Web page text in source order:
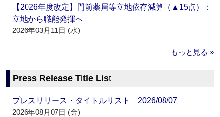
【2026年度改定】門前薬局等立地依存減算（▲15点）：
立地から職能発揮へ
2026年03月11日 (水)
もっと見る »
Press Release Title List
プレスリリース・タイトルリスト 2026/08/07
2026年08月07日 (金)